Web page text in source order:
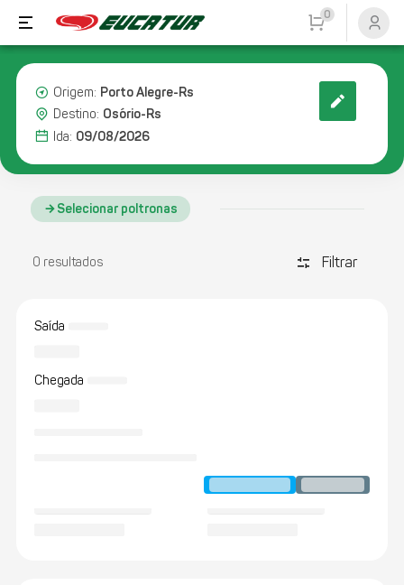
0
Origem: Porto Alegre-Rs
Destino: Osório-Rs
Ida: 09/08/2026
Selecionar poltronas
0 resultados discover_tune Filtrar
Saída
Chegada